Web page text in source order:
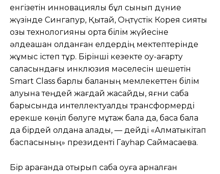
енгізетін инновациялық бұл сынып дүние
жүзінде Сингапур, Қытай, Оңтүстік Корея сияқты
озық технологияны орта білім жүйесіне
әлдеқашан қолданған елдердің мектептерінде
жұмыс істеп тұр. Бірінші кезекте оқу-ағарту
саласындағы инклюзия мәселесін шешетін
Smart Class барлық баланың мемлекеттен білім
алуына теңдей жағдай жасайды, яғни сабақ
барысында интеллектуалды трансформерді
ерекше көңіл бөлуге мұқтаж бала да, басқа бала
да бірдей қолдана алады, — дейді «Алматыкітап
баспасының» президенті Гауһар Саймасаева.
Бір қарағанда отырып сабақ оқуға арналған